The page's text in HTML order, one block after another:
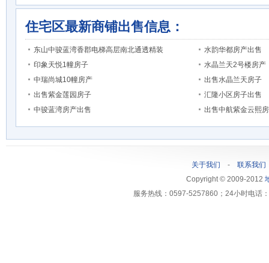
住宅区最新商铺出售信息：
东山中骏蓝湾香郡电梯高层南北通透精装
水韵华都房产出售
印象天悦1幢房子
水晶兰天2号楼房产
中瑞尚城10幢房产
出售水晶兰天房子
出售紫金莲园房子
汇隆小区房子出售
中骏蓝湾房产出售
出售中航紫金云熙
关于我们 - 联系我们
Copyright © 2009-2012
服务热线：0597-5257860；24小时电